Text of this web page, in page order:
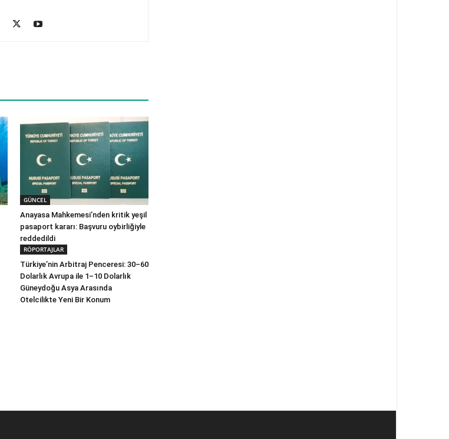
GÜNCEL
Anayasa Mahkemesi’nden kritik yeşil
pasaport kararı: Başvuru oybirliğiyle
reddedildi
RÖPORTAJLAR
Türkiye’nin Arbitraj Penceresi: 30–60
Dolarlık Avrupa ile 1–10 Dolarlık
Güneydoğu Asya Arasında
Otelcilikte Yeni Bir Konum